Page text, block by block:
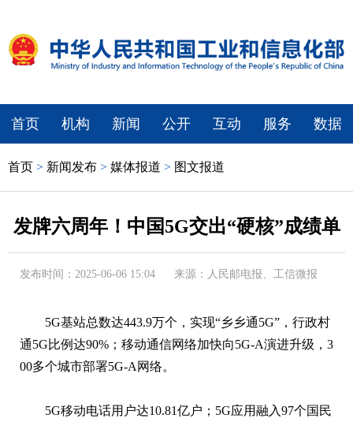
首页 机构 新闻 公开 互动 服务 数据
首页 > 新闻发布 > 媒体报道 > 图文报道
发牌六周年！中国5G交出“硬核”成绩单
发布时间：2025-06-06 15:04 来源：人民邮电报、工信微报
5G基站总数达443.9万个，实现“乡乡通5G”，行政村
通5G比例达90%；移动通信网络加快向5G-A演进升级，3
00多个城市部署5G-A网络。
5G移动电话用户达10.81亿户；5G应用融入97个国民